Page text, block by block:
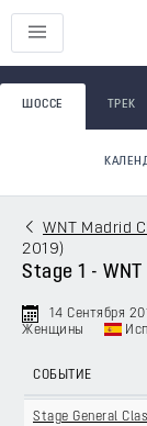
ШОССЕ ТРЕК
WNT Madrid
2019)
Stage 1 -
14 Сентября
Женщины
СОБЫТИЕ
Stage General